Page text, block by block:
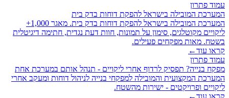
עמוד פתרון
המערכת המובילה בישראל להפקת דוחות בדק בית
המערכת המובילה בישראל להפקת דוחות בדק בית. מאגר 1,000+
ליקויים מקוטלגים, סימון על תמונות, חוות דעת נגדית, חתימה דיגיטלית
בשטח. מאות מפקחים פעילים.
קראו עוד←
עמוד פתרון
מפקח בנייה? תפסיק לרדוף אחרי ליקויים - תנהל אותם במערכת אחת
המערכת המקצועית והמובילה למפקחי בנייה לניהול דוחות ומעקב אחרי
ליקויים ופרויקטים - ישירות מהשטח.